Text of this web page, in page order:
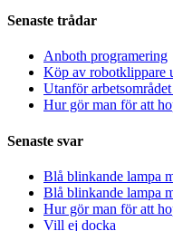
Senaste trådar
Anboth programering
Köp av robotklippare
Utanför
Hur gör man för att
Senaste svar
Blå blinkande lampa
Blå blinkande lampa
Hur gör man för att
Vill ej docka